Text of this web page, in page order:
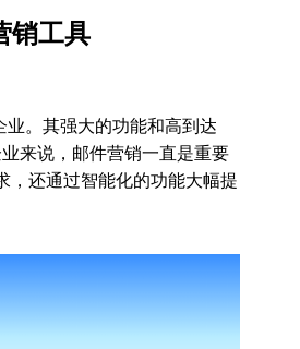
销工具
。其强大的功能和高到达
来说，邮件营销一直是重要
，还通过智能化的功能大幅提